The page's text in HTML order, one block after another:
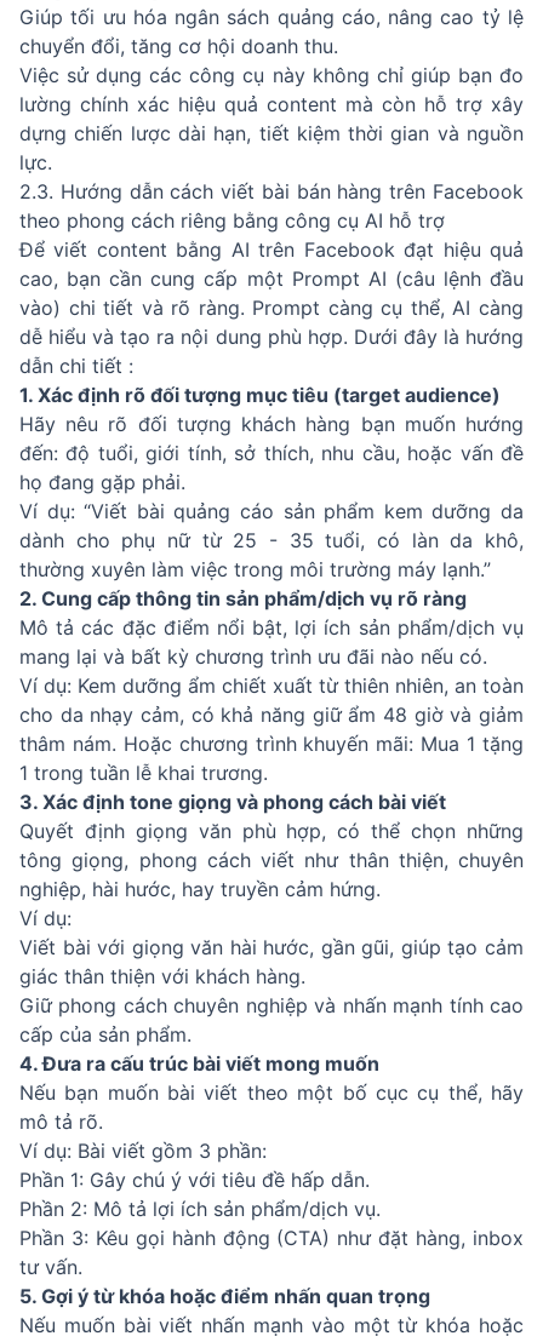
Giúp tối ưu hóa ngân sách quảng cáo, nâng cao tỷ lệ
chuyển đổi, tăng cơ hội doanh thu.
Việc sử dụng các công cụ này không chỉ giúp bạn đo
lường chính xác hiệu quả content mà còn hỗ trợ xây
dựng chiến lược dài hạn, tiết kiệm thời gian và nguồn
lực.
2.3. Hướng dẫn cách viết bài bán hàng trên Facebook
theo phong cách riêng bằng công cụ AI hỗ trợ
Đểviết content bằng AI trên Facebook đạt hiệu quả
cao, bạn cần cung cấp một Prompt AI (câu lệnh đầu
vào) chi tiết và rõ ràng. Prompt càng cụ thể, AI càng
dễ hiểu và tạo ra nội dung phù hợp. Dưới đây là hướng
dẫn chi tiết :
1. Xác định rõ đối tượng mục tiêu (target audience)
Hãy nêu rõ đối tượng khách hàng bạn muốn hướng
đến: độ tuổi, giới tính, sở thích, nhu cầu, hoặc vấn đề
họ đang gặp phải.
Ví dụ: “Viết bài quảng cáo sản phẩm kem dưỡng da
dành cho phụ nữ từ 25 - 35 tuổi, có làn da khô,
thường xuyên làm việc trong môi trường máy lạnh.”
2. Cung cấp thông tin sản phẩm/dịch vụ rõ ràng
Mô tả các đặc điểm nổi bật, lợi ích sản phẩm/dịch vụ
mang lại và bất kỳ chương trình ưu đãi nào nếu có.
Ví dụ: Kem dưỡng ẩm chiết xuất từ thiên nhiên, an toàn
cho da nhạy cảm, có khả năng giữ ẩm 48 giờ và giảm
thâm nám. Hoặc chương trình khuyến mãi: Mua 1 tặng
1 trong tuần lễ khai trương.
3. Xác định tone giọng và phong cách bài viết
Quyết định giọng văn phù hợp, có thể chọn những
tông giọng, phong cách viết như thân thiện, chuyên
nghiệp, hài hước, hay truyền cảm hứng.
Ví dụ:
Viết bài với giọng văn hài hước, gần gũi, giúp tạo cảm
giác thân thiện với khách hàng.
Giữ phong cách chuyên nghiệp và nhấn mạnh tính cao
cấp của sản phẩm.
4. Đưa ra cấu trúc bài viết mong muốn
Nếu bạn muốn bài viết theo một bố cục cụ thể, hãy
mô tả rõ.
Ví dụ: Bài viết gồm 3 phần:
Phần 1: Gây chú ý với tiêu đề hấp dẫn.
Phần 2: Mô tả lợi ích sản phẩm/dịch vụ.
Phần 3: Kêu gọi hành động (CTA) như đặt hàng, inbox
tư vấn.
5. Gợi ý từ khóa hoặc điểm nhấn quan trọng
Nếu muốn bài viết nhấn mạnh vào một từ khóa hoặc